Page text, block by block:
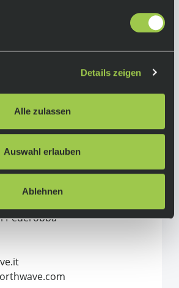
Details zeigen
Alle zulassen
Auswahl erlauben
Ablehnen
Northwave
Pederobba